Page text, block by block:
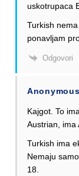
uskotrupaca
Turkish
ponavljam
Odgovori
Anonymous
Kajgot. To
Austrian,
Turkish ima
Nemaju
18.